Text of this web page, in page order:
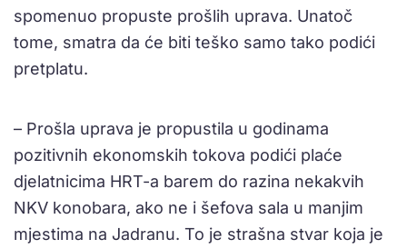
spomenuo propuste prošlih uprava. Unatoč
tome, smatra da će biti teško samo tako podići
pretplatu.
– Prošla uprava je propustila u godinama
pozitivnih ekonomskih tokova podići plaće
djelatnicima HRT-a barem do razina nekakvih
NKV konobara, ako ne i šefova sala u manjim
mjestima na Jadranu. To je strašna stvar koja je